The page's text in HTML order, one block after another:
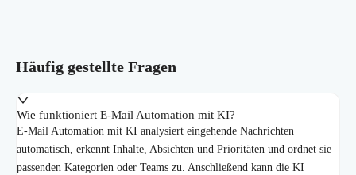
Häufig gestellte Fragen
Wie funktioniert E-Mail Automation mit KI?
E-Mail Automation mit KI analysiert eingehende Nachrichten
automatisch, erkennt Inhalte, Absichten und Prioritäten und ordnet sie
passenden Kategorien oder Teams zu. Anschließend kann die KI